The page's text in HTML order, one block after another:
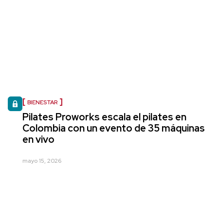
BIENESTAR
Pilates Proworks escala el pilates en
Colombia con un evento de 35 máquinas
en vivo
mayo 15, 2026